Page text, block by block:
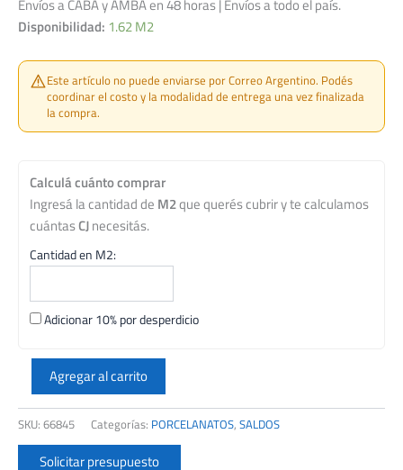
Envíos a CABA y AMBA en 48 horas | Envíos a todo el país.
Disponibilidad: 1.62 M2
Este artículo no puede enviarse por Correo Argentino. Podés
coordinar el costo y la modalidad de entrega una vez finalizada
la compra.
Calculá cuánto comprar
Ingresá la cantidad de M2que querés cubrir y te calculamos
cuántasCJnecesitás.
Cantidad en M2:
Adicionar 10% por desperdicio
ILVA
90X90
PORC.TRIBECA
CONCRETE
GREENWICH
2DA.
CJ.1,62
Agregar al carrito
SKU: 66845 Categorías: PORCELANATOS, SALDOS
Solicitar presupuesto